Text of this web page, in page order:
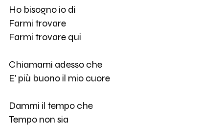
Ho bisogno io di
Farmi trovare
Farmi trovare qui
Chiamami adesso che
E' più buono il mio cuore
Dammi il tempo che
Tempo non sia